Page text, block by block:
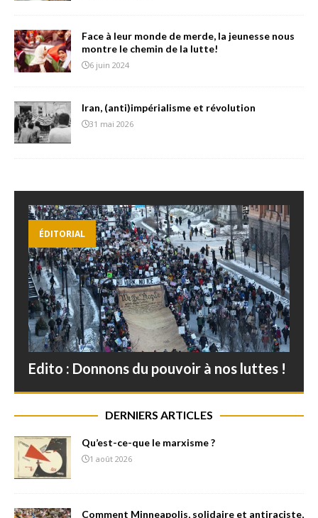
Face à leur monde de merde, la jeunesse nous
montre le chemin de la lutte!
6 juin 2024
Iran, (anti)impérialisme et révolution
31 mai 2026
ÉDITORIAL
Edito : Donnons du pouvoir à nos luttes !
DERNIERS ARTICLES
Qu’est-ce-que le marxisme ?
1 août 2026
Comment Minneapolis, solidaire et antiraciste,